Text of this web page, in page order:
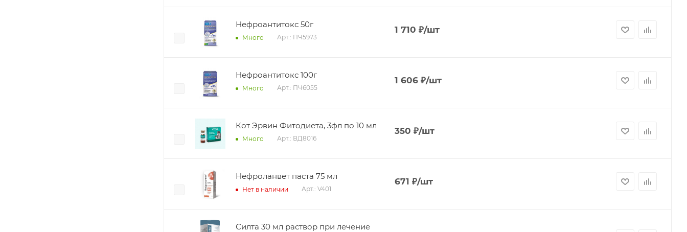
Нефроантитокс 50г
Много Арт.: ПЧ5973
1 710 ₽/шт
Нефроантитокс 100г
Много Арт.: ПЧ6055
1 606₽/шт
Кот Эрвин Фитодиета, 3фл по 10 мл
Много Арт.: ВД8016
350 ₽/шт
Нефроланвет паста 75 мл
Нет в наличии Арт.: V401
671 ₽/шт
Силта 30 мл раствор при лечение